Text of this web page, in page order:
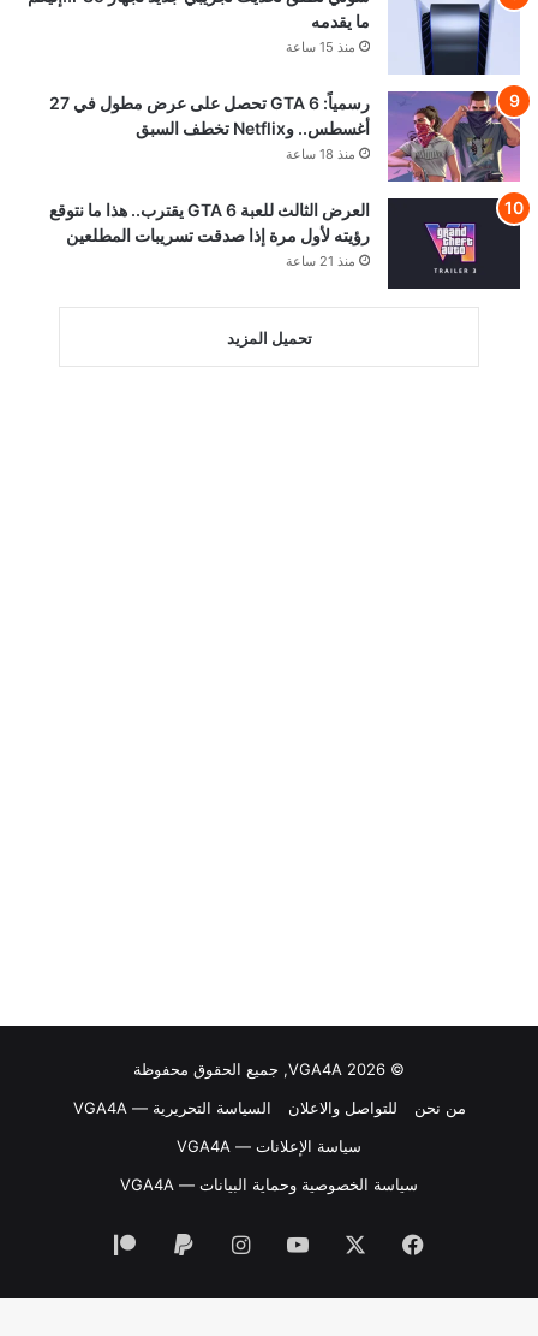
ما يقدمه
منذ 15 ساعة
رسمياً: GTA 6 تحصل على عرض مطول في 27
أغسطس.. وNetflix تخطف السبق
منذ 18 ساعة
العرض الثالث للعبة GTA 6 يقترب.. هذا ما نتوقع
رؤيته لأول مرة إذا صدقت تسريبات المطلعين
منذ 21 ساعة
تحميل المزيد
© VGA4A 2026, جميع الحقوق محفوظة
من نحن
للتواصل والاعلان
السياسة التحريرية — VGA4A
سياسة الإعلانات — VGA4A
سياسة الخصوصية وحماية البيانات — VGA4A
فيسبوك ‫YouTubeانستقرام
‏Paypal
‫Patreon